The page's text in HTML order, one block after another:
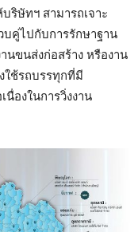
ริษัทฯ สามารถเจาะ
คู่ไปกับการรักษาฐาน
นขนส่งก่อสร้าง หรืองาน
ใช้รถบรรทุกที่มี
องในการวิ่งงาน